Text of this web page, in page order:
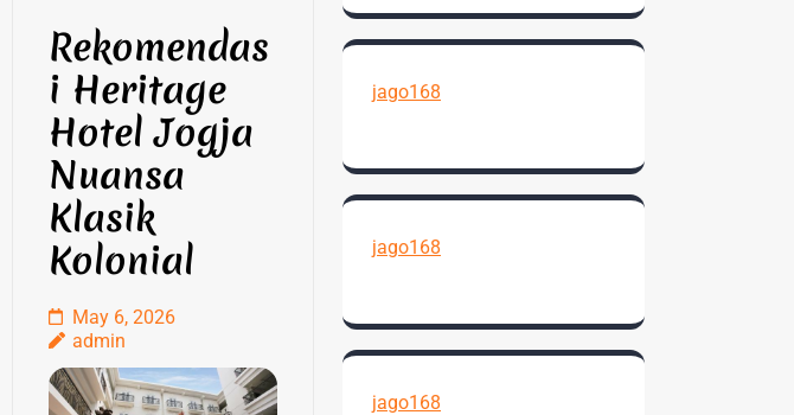
Rekomendas
i Heritage
Hotel Jogja
Nuansa
Klasik
Kolonial
May 6, 2026
admin
jago168
jago168
jago168